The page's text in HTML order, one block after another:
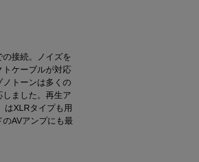
接続。ノイズを
ケーブルが対応
ノトーンは多くの
ました。再生ア
はXLRタイプも用
AVアンプにも最